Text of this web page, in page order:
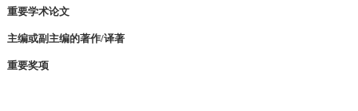
重要学术论文
主编或副主编的著作/译著
重要奖项